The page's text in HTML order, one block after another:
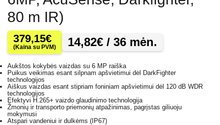
80 m IR)
379,15€
(Kaina su PVM) 14,82€ / 36 mėn.
Aukštos kokybės vaizdas su 6 MP raiška
Puikus veikimas esant silpnam apšvietimui dėl DarkFighter
technologijos
Aiškus vaizdas esant stipriam foniniam apšvietimui dėl 120 dB WDR
technologijos
Efektyvi H.265+ vaizdo glaudinimo technologija
Žmonių ir transporto priemonių atpažinimas, pagrįstas giliuoju
mokymusi
Atspari vandeniui ir dulkėms (IP67)